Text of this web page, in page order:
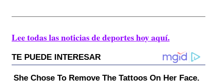
Lee todas las noticias de deportes hoy aquí.